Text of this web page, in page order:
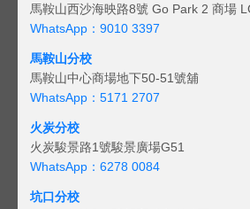
馬鞍山西沙海映路8號 Go Park 2 商場
WhatsApp：9010 3397
馬鞍山分校
馬鞍山中心商場地下50-51號舖
WhatsApp：5171 2707
火炭分校
火炭駿景路1號駿景廣場G51
WhatsApp：6278 0084
坑口分校